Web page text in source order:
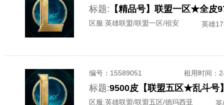
标题: 【精品号】联盟一区★全
区服:英雄联盟/联盟一区/祖安 英雄
编号： 15589051 租用时间 ：
标题:
区服:英雄联盟/联盟五区/德玛西亚